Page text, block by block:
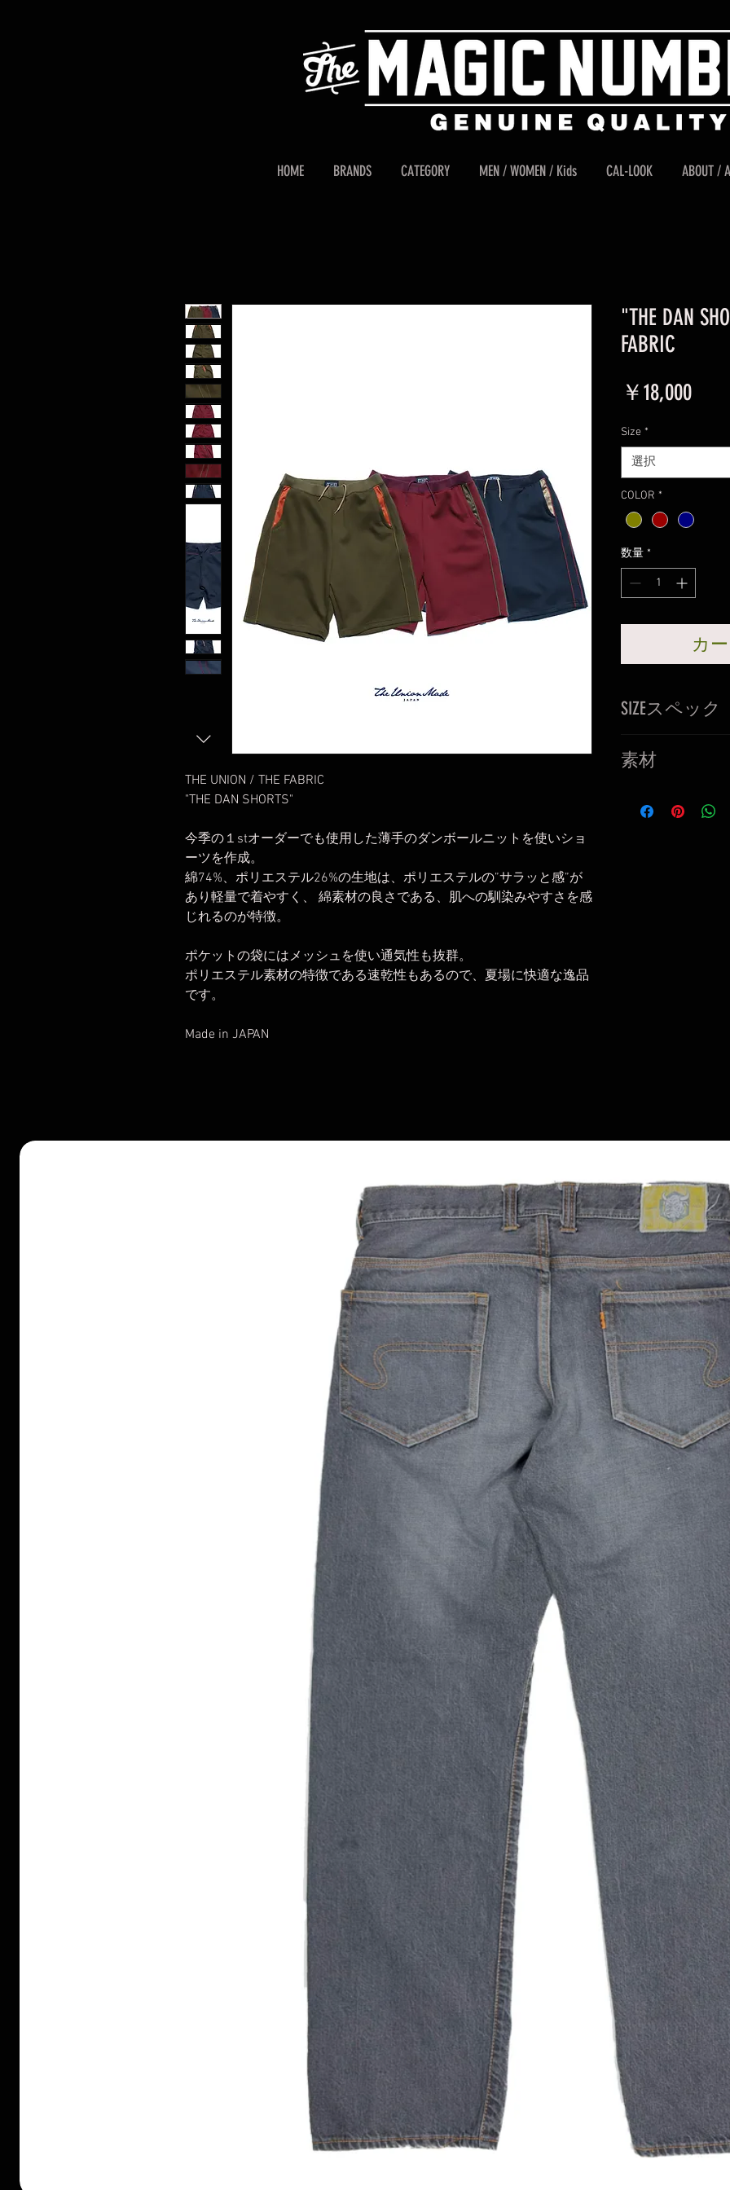
HOME BRANDS CATEGORY MEN / WOMEN / Kids CAL-LOOK ABOUT /
THE UNION / THE FABRIC
"THE DAN SHORTS"
今季の１stオーダーでも使用した薄手のダンボールニットを使いショ
ーツを作成。
綿74%、ポリエステル26%の生地は、ポリエステルの”サラッと感”が
あり軽量で着やすく、 綿素材の良さである、肌への馴染みやすさを感
じれるのが特徴。
ポケットの袋にはメッシュを使い通気性も抜群。
ポリエステル素材の特徴である速乾性もあるので、夏場に快適な逸品
です。
Made in JAPAN
"THE DAN
FABRIC
￥18,000価
Size *
選択
COLOR *
数量 *
カ
SIZEスペック
上/33cm 股下/
上/34cm 股下/
・XL：ウエス
素材
ダンボールニット）